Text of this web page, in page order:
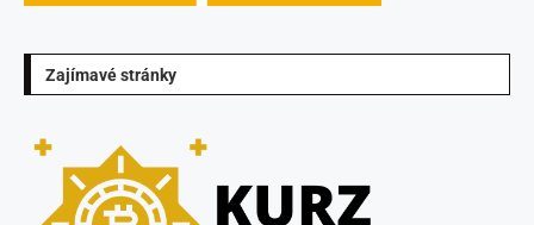
Zajímavé stránky